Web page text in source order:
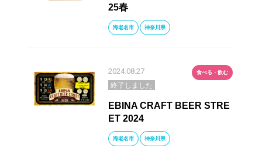
25春
海老名市 神奈川県
2024.08.27 食べる・飲む
終了しました
EBINA CRAFT BEER STRE
ET 2024
海老名市 神奈川県